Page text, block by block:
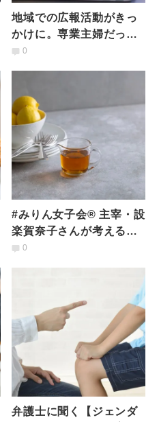
地域での広報活動がきっ
かけに。専業主婦だった
私が、53歳で作家デビュ
0
#みりん女子会® 主宰・設
楽賀奈子さんが考える、
みりんで叶える〈ご機嫌
0
弁護士に聞く【ジェンダ